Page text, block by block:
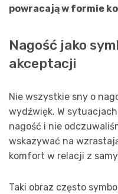
powracają w formie
Nagość jako
akceptacji
Nie wszystkie sny o
wydźwięk. W
nagość i nie
wskazywać na
komfort w relacji z
Taki obraz często